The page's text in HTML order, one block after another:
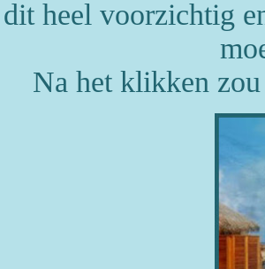
heel voorzichtig
Na het klikken